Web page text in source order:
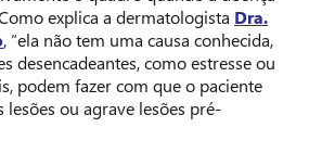
explica a dermatologista Dra.
, “ela não tem uma causa conhecida,
desencadeantes, como estresse ou
podem fazer com que o paciente
lesões ou agrave lesões pré-